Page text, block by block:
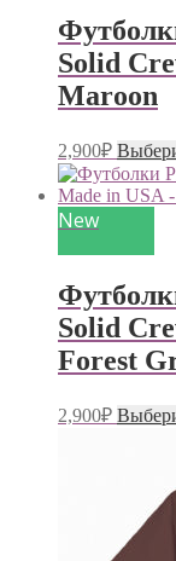
Solid
Maroon
2,900₽
New
Solid
Forest
2,900₽